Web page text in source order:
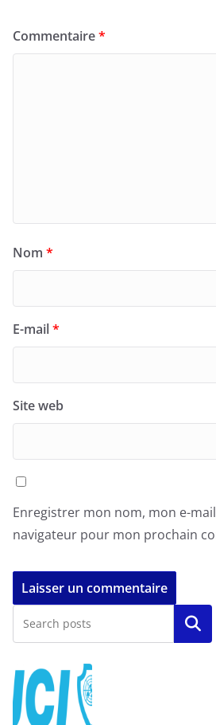
Commentaire*
Nom *
E-mail*
Site web
Enregistrer mon nom, mon e-
navigateur pour mon prochain